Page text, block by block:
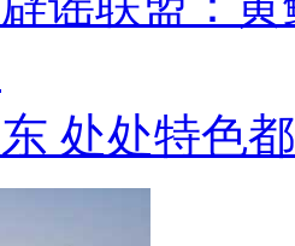
处处特色